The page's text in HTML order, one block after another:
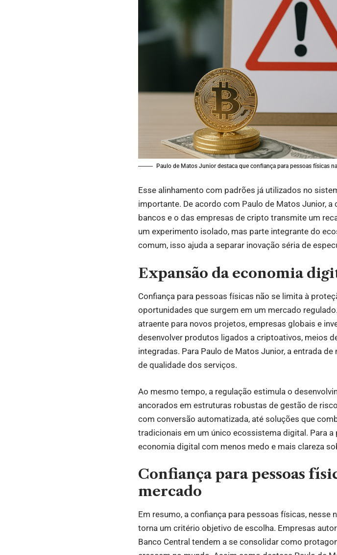
Paulo de Matos Junior destaca que confiança para pessoas físicas
Esse alinhamento com padrões já utilizados no
importante. De acordo com Paulo de Matos Junior,
bancos e o das empresas de cripto transmite um
um experimento isolado, mas parte integrante do
comum, isso ajuda a separar inovação séria de
Expansão da economia
Confiança para pessoas físicas não se limita à
oportunidades que surgem em um mercado
atraente para novos projetos, empresas globais e
desenvolver produtos ligados a criptoativos, meios
integradas. Para Paulo de Matos Junior, a entrada
de qualidade dos serviços.
Ao mesmo tempo, a regulação estimula o
ancorados em estruturas robustas de gestão de
com conversão automatizada, até soluções que
tradicionais em um único ecossistema digital. Para
economia digital com menos medo e mais clareza
Confiança para pessoas
mercado
Em resumo, a confiança para pessoas físicas, nesse
torna um critério objetivo de escolha. Empresas
Banco Central tendem a se consolidar como